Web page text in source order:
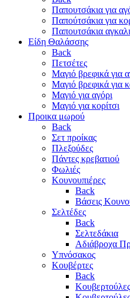
Παπουτσάκια για
Παπούτσάκια για
Παπουτσάκια
Είδη Θαλάσσης
Back
Πετσέτες
Μαγιό βρεφικά για
Μαγιό βρεφικά για
Μαγιό για αγόρι
Μαγιό για κορίτσι
Προικα μωρού
Back
Σετ προίκας
Πλεξούδες
Πάντες κρεβατιού
Φωλιές
Κουνουπιέρες
Back
Βάσεις
Σελτέδες
Back
Σελτεδάκια
Αδιάβροχα
Υπνόσακος
Κουβέρτες
Back